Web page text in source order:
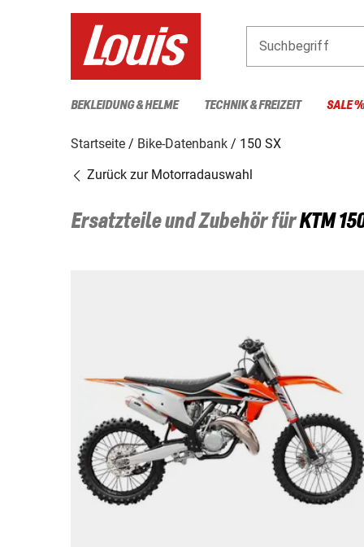
Suchbegriff
BEKLEIDUNG & HELME TECHNIK & FREIZEIT SALE %
Startseite Bike-Datenbank
150 SX
Zurück zur Motorradauswahl
Ersatzteile und Zubehör fürKTM